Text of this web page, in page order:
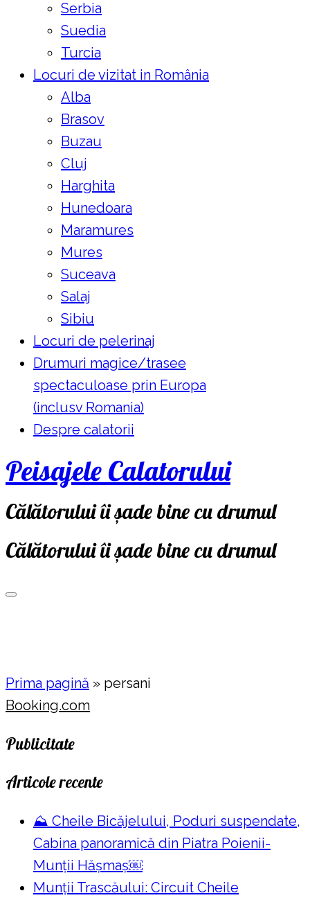
Serbia
Suedia
Turcia
Locuri de vizitat in România
Alba
Brasov
Buzau
Cluj
Harghita
Hunedoara
Maramures
Mures
Suceava
Salaj
Sibiu
Locuri de pelerinaj
Drumuri magice/trasee
spectaculoase prin Europa
(inclusv Romania)
Despre calatorii
Peisajele Calatorului
Călătorului îi șade bine cu drumul
Călătorului îi șade bine cu drumul
Prima pagină » persani
Booking.com
Publicitate
Articole recente
⛰️ Cheile Bicăjelului, Poduri suspendate,
Cabina panoramică din Piatra Poienii-
Munții Hășmaș￼
Munții Trascăului: Circuit Cheile